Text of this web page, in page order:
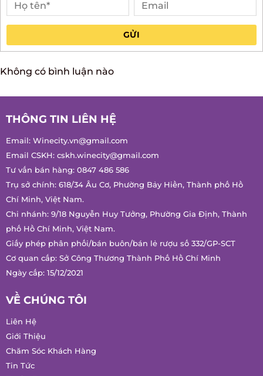
GỬI
Không có bình luận nào
THÔNG TIN LIÊN HỆ
Winecity.vn@gmail.com
cskh.winecity@gmail.com
Tư vấn bán hàng:
Trụ sở chính: 618/34 Âu Cơ, Phường Bảy Hiền, Thành phố Hồ
Chí Minh, Việt Nam.
Chi nhánh: 9/18 Nguyễn Huy Tưởng, Phường Gia Định, Thành
phố Hồ Chí Minh, Việt Nam.
Giấy phép phân phối/bán buôn/bán lẻ rượu số 332/GP-SCT
Cơ quan cấp: Sở Công Thương Thành Phố Hồ Chí Minh
Ngày cấp: 15/12/2021
VỀ CHÚNG TÔI
Liên Hệ
Giới Thiệu
Chăm Sóc Khách Hàng